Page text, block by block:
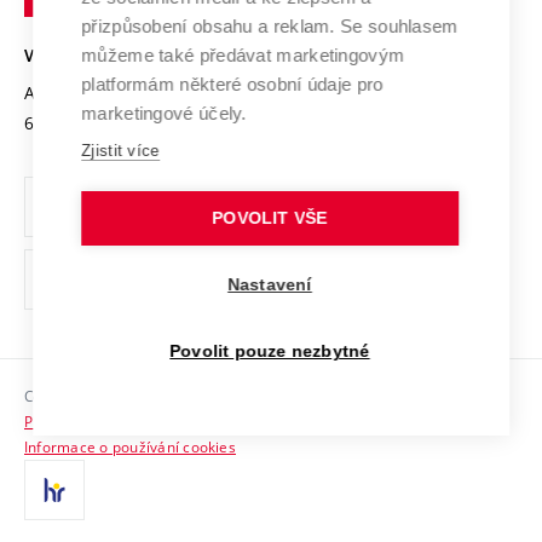
Open Science
Projekty
Projekty ze strukturálních fondů
Specifický výzkum
Univerzitní sítě
Bezpečná univerzita
Vyznamenání
Organizační struktura
Ochrana osobních údajů
odkaz)
Sociální bezpečí
HR Award
Kontakty
VYSOKÉ UČENÍ TECHNICKÉ V BRNĚ
Antonínská 548/1
602 00 Brno
www.vut.cz
vut@vutbr.cz
Copyright © 2026 VUT
Prohlášení o přístupnosti
Informace o používání cookies
přizpůsobení obsahu a reklam. Se souhlasem
můžeme také předávat marketingovým
platformám některé osobní údaje pro
marketingové účely.
Zjistit více
POVOLIT VŠE
Nastavení
Povolit pouze nezbytné